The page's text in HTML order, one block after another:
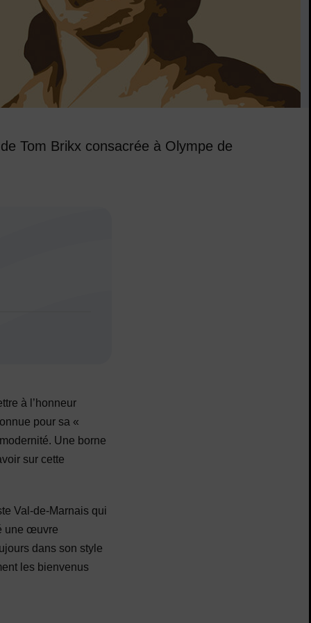
Tom Brikx consacrée à Olympe de
à l’honneur
pour sa «
Une borne
sur cette
Val-de-Marnais qui
une œuvre
dans son style
les bienvenus